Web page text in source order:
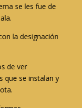
se les fue de
la designación
de ver
que se instalan y